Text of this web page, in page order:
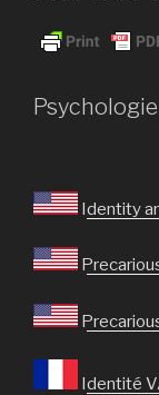
Identity
Identité